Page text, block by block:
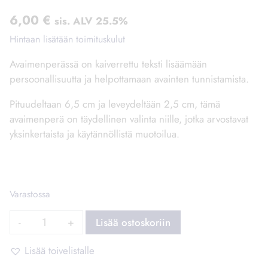
6,00 € sis. ALV 25.5%
Hintaan lisätään toimituskulut
Avaimenperässä on kaiverrettu teksti lisäämään
persoonallisuutta ja helpottamaan avainten tunnistamista.
Pituudeltaan 6,5 cm ja leveydeltään 2,5 cm, tämä
avaimenperä on täydellinen valinta niille, jotka arvostavat
yksinkertaista ja käytännöllistä muotoilua.
Varastossa
Avaimenperä
eri
Lisää ostoskoriin
Lisää toivelistalle